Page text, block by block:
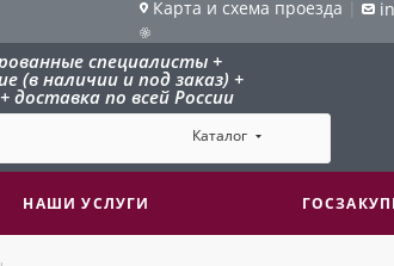
Карта и схема проезда |
специалисты +
(в наличии и под заказ) +
доставка по всей России
Каталог
НАШИ УСЛУГИ